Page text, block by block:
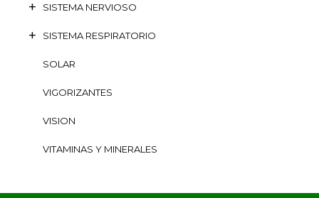
SISTEMA NERVIOSO
SISTEMA RESPIRATORIO
SOLAR
VIGORIZANTES
VISION
VITAMINAS Y MINERALES